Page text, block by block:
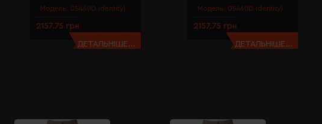
Модель: 0546(ID identity)
2157.75 грн
ДЕТАЛЬНІШЕ...
Модель: 0546(ID identity)
2157.75 грн
ДЕТАЛЬНІШЕ...